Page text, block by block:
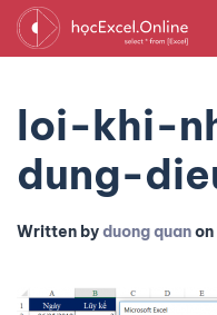
loi-khi-
dung-
Written byduong quanon